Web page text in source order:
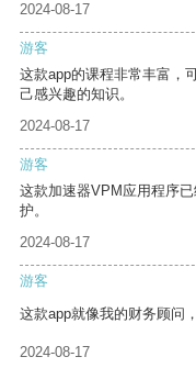
2024-08-17
游客
这款app的课程非常丰富，
己感兴趣的知识。
2024-08-17
游客
这款加速器VPM应用程序
护。
2024-08-17
游客
这款app就像我的财务顾问
2024-08-17